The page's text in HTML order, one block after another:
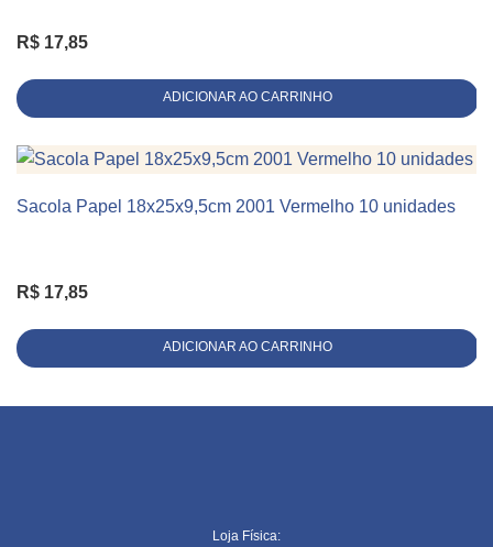
R$ 17,85
ADICIONAR AO CARRINHO
KIT 10 UNIDADES
Sacola Papel 18x25x9,5cm 2001 Vermelho 10 unidades
R$ 17,85
ADICIONAR AO CARRINHO
Loja Física: